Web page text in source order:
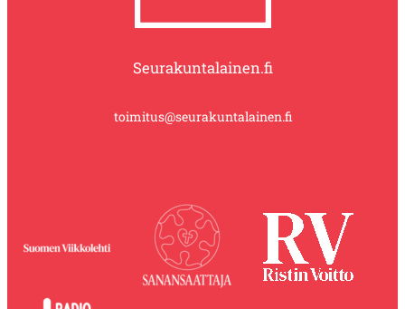
Seurakuntalainen.fi
toimitus@seurakuntalainen.fi